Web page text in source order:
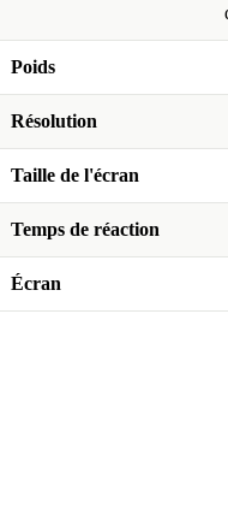
Poids
Résolution
Taille de l'écran
Temps de réaction
Écran